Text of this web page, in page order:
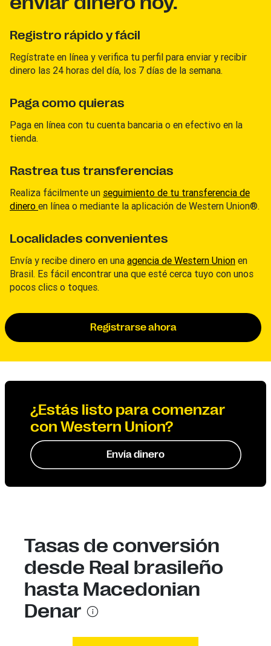
Registro rápido y fácil
Regístrate en línea y verifica tu perfil para enviar y recibir
dinero las 24 horas del día, los 7 días de la semana.
Paga como quieras
Paga en línea con tu cuenta bancaria o en efectivo en la
tienda.
Rastrea tus transferencias
Realiza fácilmente un seguimiento de tu transferencia de
dinero en línea o mediante la aplicación de Western Union®.
Localidades convenientes
Envía y recibe dinero en una agencia de Western Union en
Brasil. Es fácil encontrar una que esté cerca tuyo con unos
pocos clics o toques.
Registrarse ahora
¿Estás listo para comenzar
con Western Union?
Envía dinero
Tasas de conversión
desde Real brasileño
hasta Macedonian
Denar